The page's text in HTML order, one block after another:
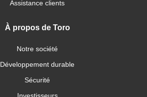
Assistance clients
À propos de Toro
Notre société
Développement durable
Sécurité